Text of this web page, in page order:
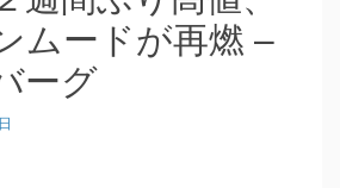
ムードが再燃 –
ーグ